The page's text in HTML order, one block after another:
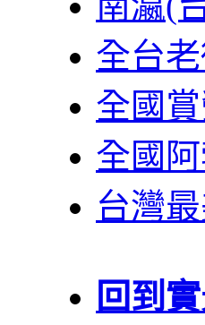
全台
全國
全國
台灣
回到